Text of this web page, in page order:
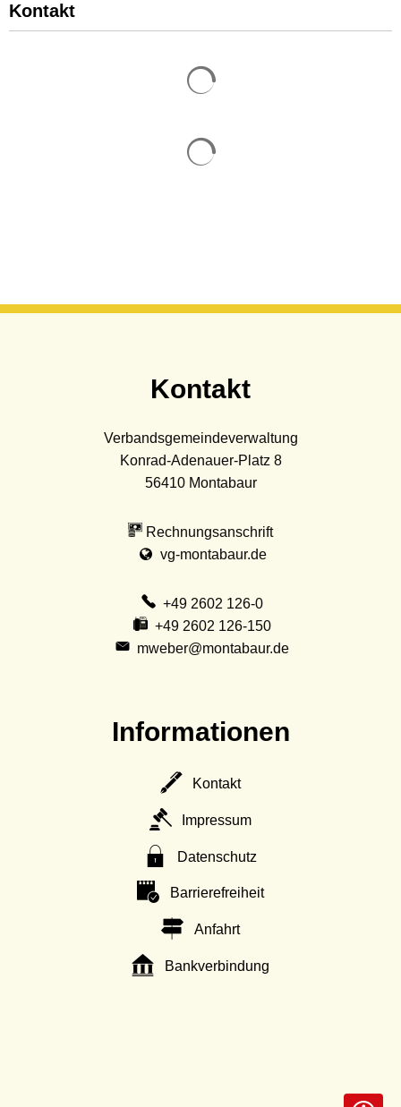
Kontakt
Kontakt
Verbandsgemeindeverwaltung
Konrad-Adenauer-Platz 8
56410 Montabaur
Rechnungsanschrift
vg-montabaur.de
+49 2602 126-0
+49 2602 126-150
mweber@montabaur.de
Informationen
Kontakt
Impressum
Datenschutz
Barrierefreiheit
Anfahrt
Bankverbindung